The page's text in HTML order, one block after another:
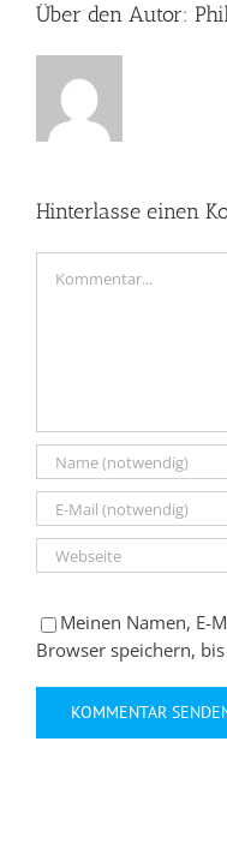
Über den Autor:
Hinterlasse einen
Meinen Namen, E-
Browser speichern,